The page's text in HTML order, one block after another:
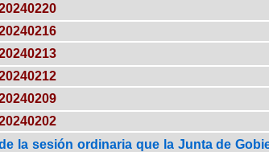
la sesión ordinaria que la Junta de